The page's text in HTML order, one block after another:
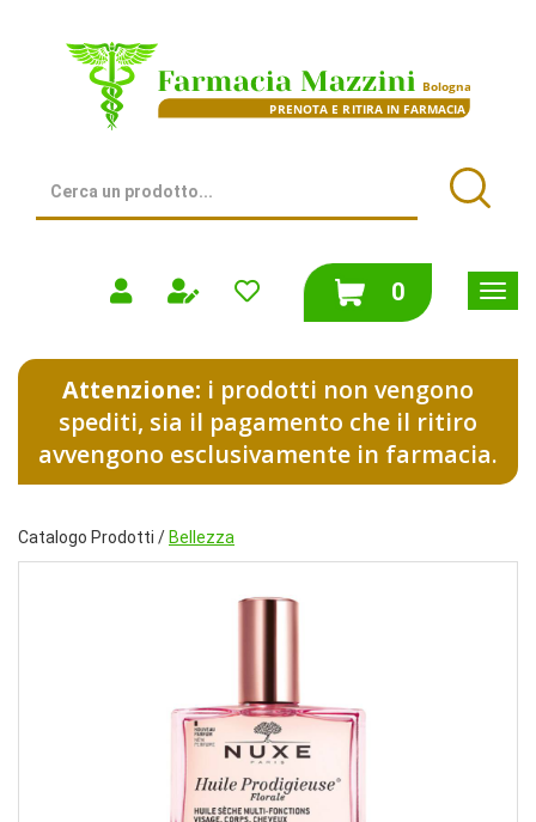
contenuto
Farmacia
Prodotto
0prodotti
inseriti
Attenzione: i prodotti non vengono
spediti, sia il pagamento che il ritiro
avvengono esclusivamente in farmacia.
Catalogo Prodotti / Bellezza